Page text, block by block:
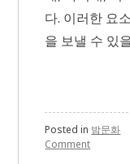
다. 이러한 요
을 보낼 수 있
Posted in 밤문화
Commenton